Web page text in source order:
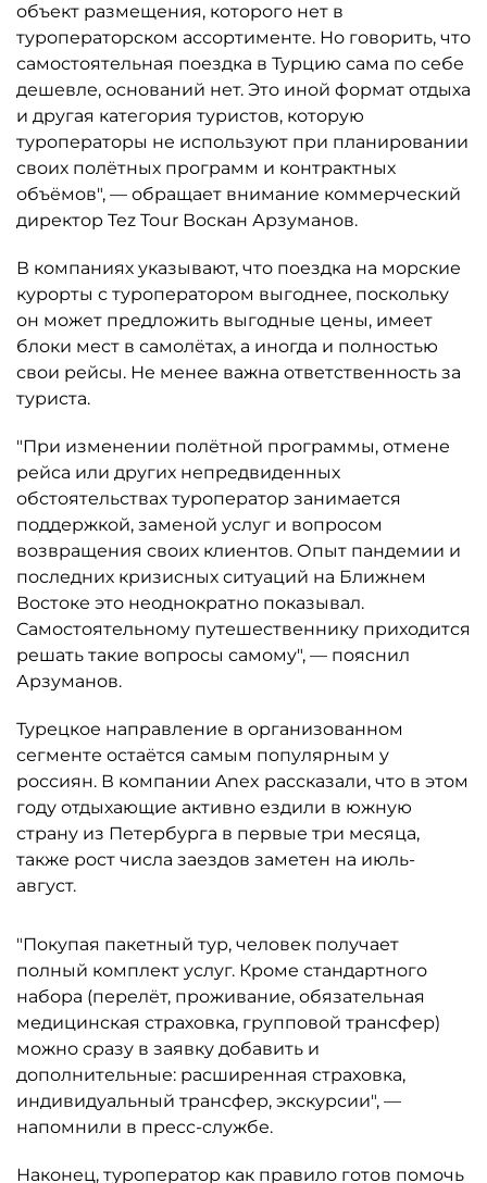
объект размещения, которого нет в
туроператорском ассортименте. Но говорить, что
самостоятельная поездка в Турцию сама по себе
дешевле, оснований нет. Это иной формат отдыха
и другая категория туристов, которую
туроператоры не используют при планировании
своих полётных программ и контрактных
объёмов", — обращает внимание коммерческий
директор Tez Tour Воскан Арзуманов.
В компаниях указывают, что поездка на морские
курорты с туроператором выгоднее, поскольку
он может предложить выгодные цены, имеет
блоки мест в самолётах, а иногда и полностью
свои рейсы. Не менее важна ответственность за
туриста.
"При изменении полётной программы, отмене
рейса или других непредвиденных
обстоятельствах туроператор занимается
поддержкой, заменой услуг и вопросом
возвращения своих клиентов. Опыт пандемии и
последних кризисных ситуаций на Ближнем
Востоке это неоднократно показывал.
Самостоятельному путешественнику приходится
решать такие вопросы самому", — пояснил
Арзуманов.
Турецкое направление в организованном
сегменте остаётся самым популярным у
россиян. В компании Anex рассказали, что в этом
году отдыхающие активно ездили в южную
страну из Петербурга в первые три месяца,
также рост числа заездов заметен на июль-
август.
"Покупая пакетный тур, человек получает
полный комплект услуг. Кроме стандартного
набора (перелёт, проживание, обязательная
медицинская страховка, групповой трансфер)
можно сразу в заявку добавить и
дополнительные: расширенная страховка,
индивидуальный трансфер, экскурсии", —
напомнили в пресс-службе.
Наконец, туроператор как правило готов помочь